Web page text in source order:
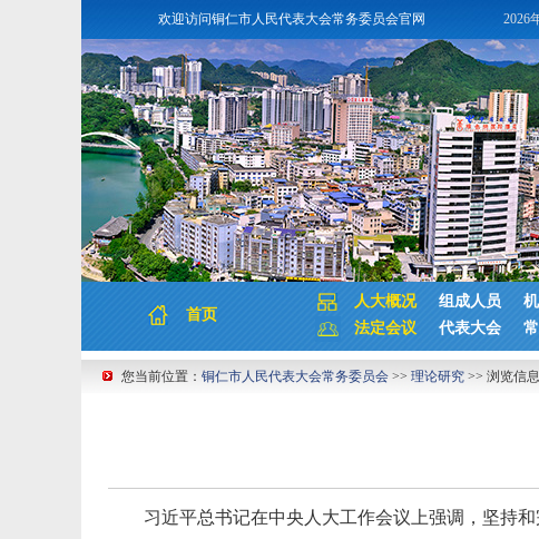
欢迎访问铜仁市人民代表大会常务委员会官网 2026
首页
人大概况 组成人员
法定会议
代表大会
您当前位置： 铜仁市人民代表大会常务委员会>> 理论研究>> 浏览信息
习近平总书记在中央人大工作会议上强调，坚持